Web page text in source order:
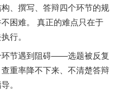
、撰写、答辩四个环节的规
困难。 真正的难点只在于
行。
环节遇到阻碍——选题被反复
重率降不下来、不清楚答辩
。